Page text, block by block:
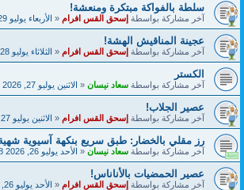
سلطة بالفواكة مبتكرة ومنعشة!
آخر مشاركة بواسطةإسحق القس افرام«الأربعاء يوليو 29, 2026 4:49 am
عجينة المناقيش الهشة!
آخر مشاركة بواسطةإسحق القس افرام«الثلاثاء يوليو 28, 2026 6:03 am
الكستر
آخر مشاركة بواسطةسعاد نيسان«الاثنين يوليو 27, 2026 6:56 pm
عصير الجلاب!
آخر مشاركة بواسطةإسحق القس افرام«الاثنين يوليو 27, 2026 4:07 am
رز مقلي بالخضار: طبق سريع بنكهة آسيوية شهية
آخر مشاركة بواسطةسعاد نيسان«الأحد يوليو 26, 2026 6:28 pm
عصير الحمضيات بالأناناس!
آخر مشاركة بواسطةإسحق القس افرام«الأحد يوليو 26, 2026 4:26 am